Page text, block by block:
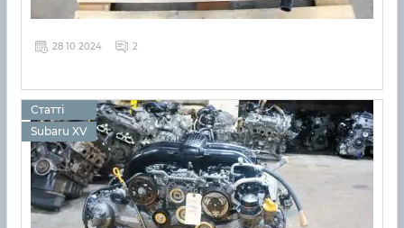
28 10 2024 2
Статті
Subaru XV